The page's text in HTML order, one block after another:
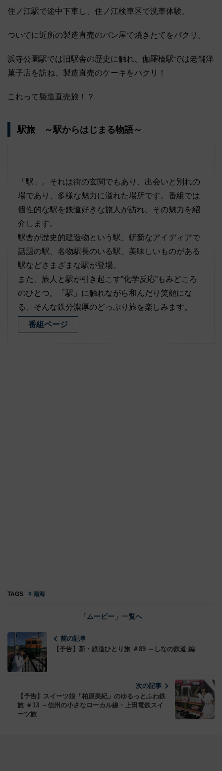
住ノ江駅で途中下車し、住ノ江検車区で洗車体験。
ついでに近所の製造直売のパン屋で焼きたてをパクリ。
浜寺公園駅では旧駅舎の歴史に触れ、伽羅橋駅では老舗洋
菓子店を訪ね、製造直売のケーキをパクリ！
これって製造直売旅！？
駅旅 ～駅からはじまる物語～
「駅」。それは街の玄関でもあり、出会いと別れの
場であり、多様な魅力に溢れた場所です。番組では
個性的な駅を鉄道好きな旅人が訪れ、その魅力を紹
介します。
駅舎が歴史的建造物という駅、斬新なアイディアで
話題の駅、名物駅長のいる駅、美味しいものがある
駅などさまざまな駅が登場。
また、旅人と駅が引き起こす”化学反応”もみどころ
のひとつ。「駅」に触れながら和んだり笑顔にな
る、そんな鉄分濃厚のどっぷり旅を楽しみます。
番組ページ
TAGS # 南海
「ムービー」一覧へ
前の記事
【予告】新・鉄道ひとり旅 ＃89 ～しなの鉄道 編
次の記事
【予告】スイーツ娘「柏原美紀」のゆるっとふわ鉄
旅 ＃13 ～信州の小さなローカル線・上田電鉄スイ
ーツ旅